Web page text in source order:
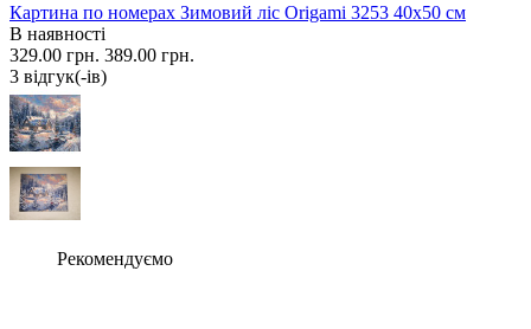
Картина по номерах Зимовий ліс Origami 3253 40x50 см
В наявності
329.00 грн. 389.00 грн.
3 вiдгук(-iв)
Рекомендуємо